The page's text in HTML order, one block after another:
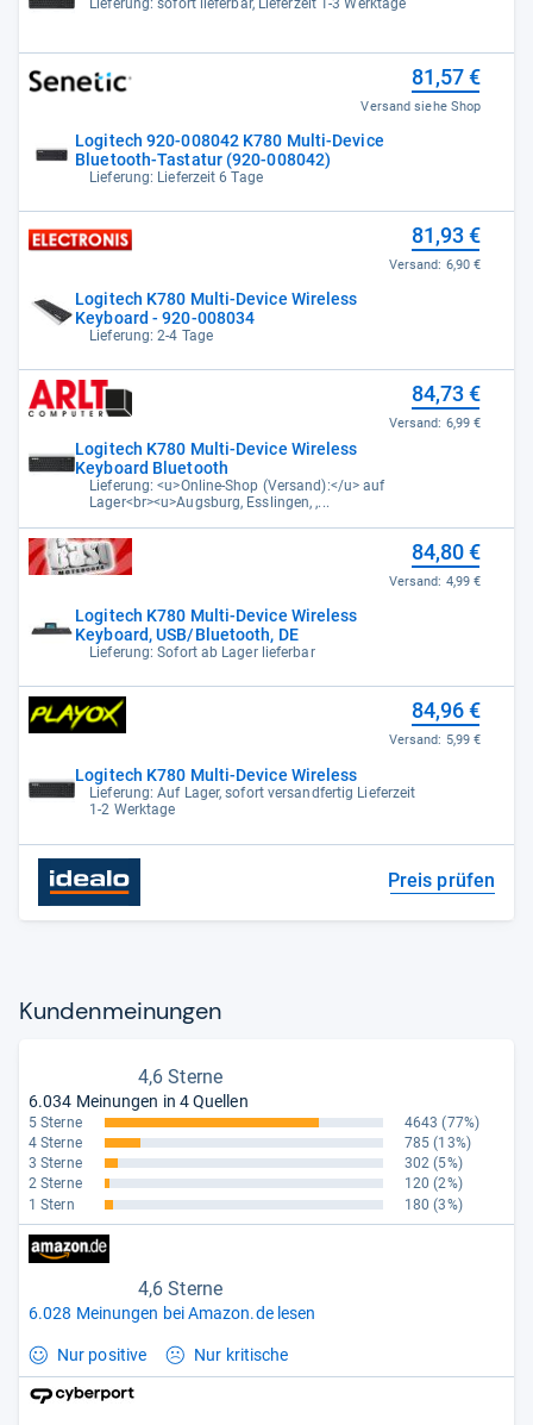
Lieferung: sofort lieferbar, Lieferzeit 1-3 Werktage
Logitech 920-008042 K780 Multi-Device
Bluetooth-Tastatur (920-008042)
Lieferung: Lieferzeit 6 Tage
81,57 €
Versand siehe Shop
Logitech K780 Multi-Device Wireless
Keyboard - 920-008034
Lieferung: 2-4 Tage
81,93 €
Versand: 6,90 €
Logitech K780 Multi-Device Wireless
Keyboard Bluetooth
Lieferung: <u>Online-Shop (Versand):</u> auf
Lager<br><u>Augsburg, Esslingen, ,...
84,73 €
Versand: 6,99 €
Logitech K780 Multi-Device Wireless
Keyboard, USB/Bluetooth, DE
Lieferung: Sofort ab Lager lieferbar
84,80 €
Versand: 4,99 €
Logitech K780 Multi-Device Wireless
Lieferung: Auf Lager, sofort versandfertig Lieferzeit
1-2 Werktage
84,96 €
Versand: 5,99 €
Preis prüfen
Kun­den­mei­nun­gen
4,6 Sterne
6.034 Meinungen in 4 Quellen
5 Sterne 4643 (77%)
4 Sterne
785 (13%)
3 Sterne
302 (5%)
2 Sterne
120 (2%)
1 Stern
180 (3%)
4,6 Sterne
6.028 Meinungen bei Amazon.de lesen
Nur positive Nur kritische